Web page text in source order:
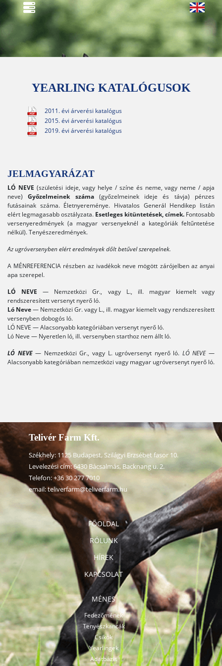
YEARLING KATALÓGUSOK
2011. évi árverési katalógus
2015. évi árverési katalógus
2019. évi árverési katalógus
JELMAGYARÁZAT
LÓ NEVE (születési ideje, vagy helye / színe és neme, vagy neme / apja
neve)Győzelmeinek száma(győzelmeinek ideje és távja) pénzes
futásainak száma. Életnyereménye. Hivatalos Generál Hendikep listán
elért legmagasabb osztályzata. Esetleges kitüntetések, címek. Fontosabb
versenyeredmények (a magyar versenyeknél a kategóriák feltűntetése
nélkül). Tenyészeredmények.
Az ugróversenyben elért eredmények dőlt betűvel szerepelnek.
A MÉNREFERENCIA részben az ivadékok neve mögött zárójelben az anyai
apa szerepel.
LÓ NEVE — Nemzetközi Gr., vagy L., ill. magyar kiemelt vagy
rendszeresített versenyt nyerő ló.
Ló Neve— Nemzetközi Gr. vagy L., ill. magyar kiemelt vagy rendszeresített
versenyben dobogós ló.
LÓ NEVE — Alacsonyabb kategóriában versenyt nyerő ló.
Ló Neve — Nyeretlen ló, ill. versenyben starthoz nem állt ló.
LÓ NEVE— Nemzetközi Gr., vagy L. ugróversenyt nyerő ló. LÓ NEVE—
Alacsonyabb kategóriában nemzetközi vagy magyar ugróversenyt nyerő ló.
FŐOLDAL
RÓLUNK
HÍREK
KAPCSOLAT
MÉNES
Fedezőmének
Tenyészkancák
Csikók
Yearlingek
Adatbázis
Telivér Farm Kft.
Székhely: 1125 Budapest, Szilágyi Erzsébet fasor 10.
Levelezési cím: 6430 Bácsalmás, Backnang u. 2.
Telefon:+36 30 277 7010
email:teliverfarm@teliverfarm.hu